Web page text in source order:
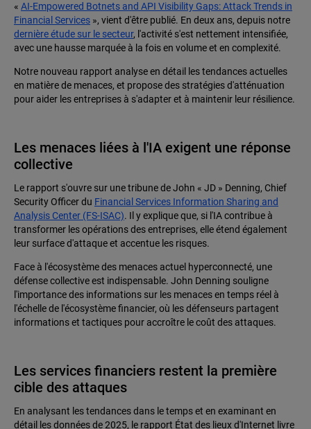
« AI-Empowered Botnets and API Visibility Gaps: Attack Trends in
Financial Services », vient d'être publié. En deux ans, depuis notre
dernière étude sur le secteur, l'activité s'est nettement intensifiée,
avec une hausse marquée à la fois en volume et en complexité.
Notre nouveau rapport analyse en détail les tendances actuelles
en matière de menaces, et propose des stratégies d'atténuation
pour aider les entreprises à s'adapter et à maintenir leur résilience.
Les menaces liées à l'IA exigent une réponse
collective
Le rapport s'ouvre sur une tribune de John « JD » Denning, Chief
Security Officer du Financial Services Information Sharing and
Analysis Center (FS-ISAC). Il y explique que, si l'IA contribue à
transformer les opérations des entreprises, elle étend également
leur surface d'attaque et accentue les risques.
Face à l'écosystème des menaces actuel hyperconnecté, une
défense collective est indispensable. John Denning souligne
l'importance des informations sur les menaces en temps réel à
l'échelle de l'écosystème financier, où les défenseurs partagent
informations et tactiques pour accroître le coût des attaques.
Les services financiers restent la première
cible des attaques
En analysant les tendances dans le temps et en examinant en
détail les données de 2025, le rapport État des lieux d'Internet livre